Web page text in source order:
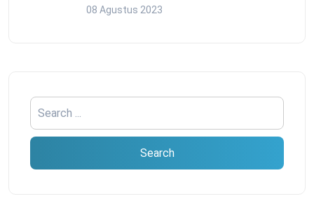
08 Agustus 2023